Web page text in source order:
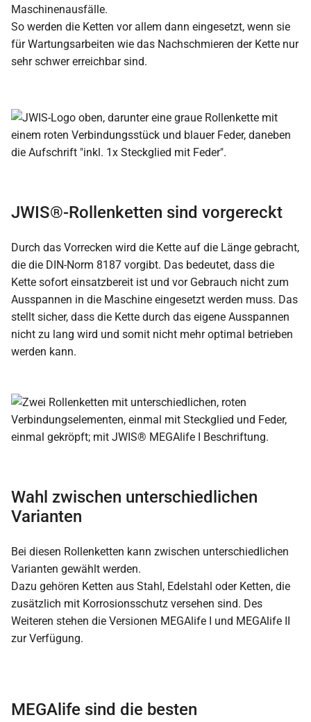
Maschinenausfälle.
So werden die Ketten vor allem dann eingesetzt, wenn sie
für Wartungsarbeiten wie das Nachschmieren der Kette nur
sehr schwer erreichbar sind.
JWIS®-Rollenketten sind vorgereckt
Durch das Vorrecken wird die Kette auf die Länge gebracht,
die die DIN-Norm 8187 vorgibt. Das bedeutet, dass die
Kette sofort einsatzbereit ist und vor Gebrauch nicht zum
Ausspannen in die Maschine eingesetzt werden muss. Das
stellt sicher, dass die Kette durch das eigene Ausspannen
nicht zu lang wird und somit nicht mehr optimal betrieben
werden kann.
Wahl zwischen unterschiedlichen
Varianten
Bei diesen Rollenketten kann zwischen unterschiedlichen
Varianten gewählt werden.
Dazu gehören Ketten aus Stahl, Edelstahl oder Ketten, die
zusätzlich mit Korrosionsschutz versehen sind. Des
Weiteren stehen die Versionen MEGAlife I und MEGAlife II
zur Verfügung.
MEGAlife sind die besten